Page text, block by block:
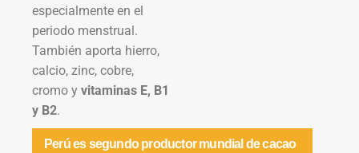
especialmente en el
periodo menstrual.
También aporta hierro,
calcio, zinc, cobre,
cromo y vitaminas E, B1
y B2.
Perú es segundo productor mundial de cacao